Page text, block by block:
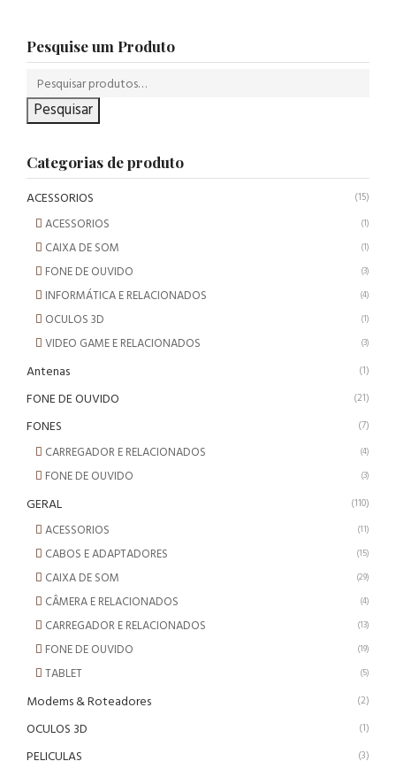
Pesquise um Produto
Pesquisar
Categorias de produto
ACESSORIOS (15)
ACESSORIOS (1)
CAIXA DE SOM (1)
FONE DE OUVIDO (3)
INFORMÁTICA E RELACIONADOS (4)
OCULOS 3D (1)
VIDEO GAME E RELACIONADOS (3)
Antenas (1)
FONE DE OUVIDO (21)
FONES (7)
CARREGADOR E RELACIONADOS (4)
FONE DE OUVIDO (3)
GERAL (110)
ACESSORIOS (11)
CABOS E ADAPTADORES (15)
CAIXA DE SOM (29)
CÂMERA E RELACIONADOS (4)
CARREGADOR E RELACIONADOS (13)
FONE DE OUVIDO (19)
TABLET (5)
Modems & Roteadores (2)
OCULOS 3D (1)
PELICULAS (3)